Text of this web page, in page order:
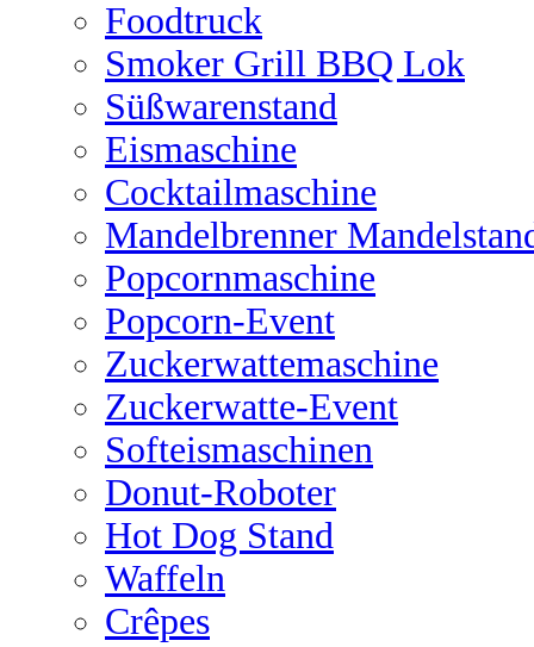
Foodtruck
Smoker Grill BBQ Lok
Süßwarenstand
Eismaschine
Cocktailmaschine
Mandelbrenner
Popcornmaschine
Popcorn-Event
Zuckerwattemaschine
Zuckerwatte-Event
Softeismaschinen
Donut-Roboter
Hot Dog Stand
Waffeln
Crêpes